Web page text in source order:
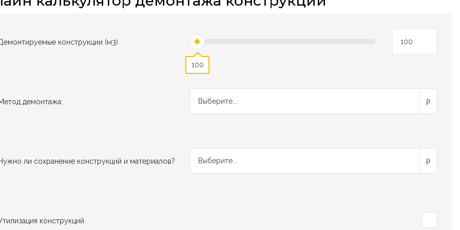
конструкции (м3)
100
демонтажа: Выберите...
ли сохранение конструкций и материалов? Выберите...
конструкций